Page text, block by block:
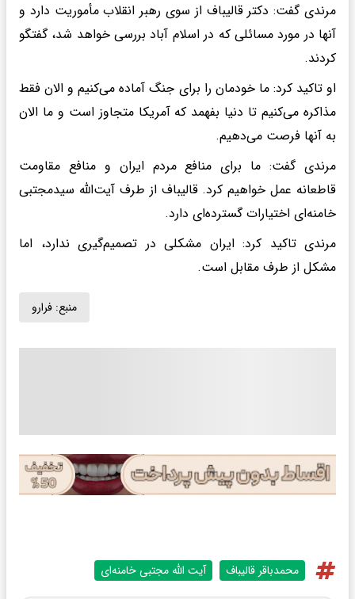
مرندی گفت: دکتر قالیباف از سوی رهبر انقلاب مأموریت دارد و
آنها در مورد مسائلی که در اسلام آباد بررسی خواهد شد، گفتگو
کردند.
او تاکید کرد: ما خودمان را برای جنگ آماده می‌کنیم و الان فقط
مذاکره می‌کنیم تا دنیا بفهمد که آمریکا متجاوز است و ما الان
به آنها فرصت می‌دهیم.
مرندی گفت: ما برای منافع مردم ایران و منافع مقاومت
قاطعانه عمل خواهیم کرد. قالیباف از طرف آیت‌الله سیدمجتبی
خامنه‌ای اختیارات گسترده‌ای دارد.
مرندی تاکید کرد: ایران مشکلی در تصمیم‌گیری ندارد، اما
مشکل از طرف مقابل است.
منبع: فرارو
محمدباقر قالیباف آیت الله مجتبی خامنه‌ای